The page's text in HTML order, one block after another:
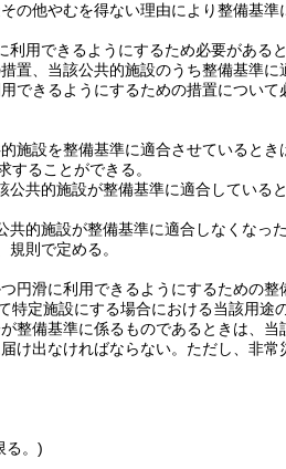
の他やむを得ない理由により整備基
用できるようにするため必要がある
置、当該公共的施設のうち整備基準
きるようにするための措置について
施設を整備基準に適合させていると
することができる。
共的施設が整備基準に適合している
的施設が整備基準に適合しなくなっ
則で定める。
円滑に利用できるようにするための
特定施設にする場合における当該用途
整備基準に係るものであるときは、
け出なければならない。 ただし、非常
る。)